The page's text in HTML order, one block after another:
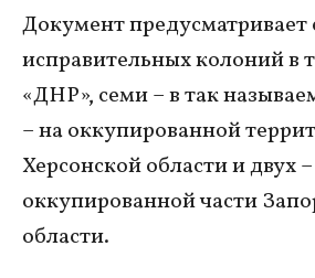
Документ предусматривает
исправительных колоний в
«ДНР», семи – в так
– на оккупированной
Херсонской области и двух
оккупированной части
области.